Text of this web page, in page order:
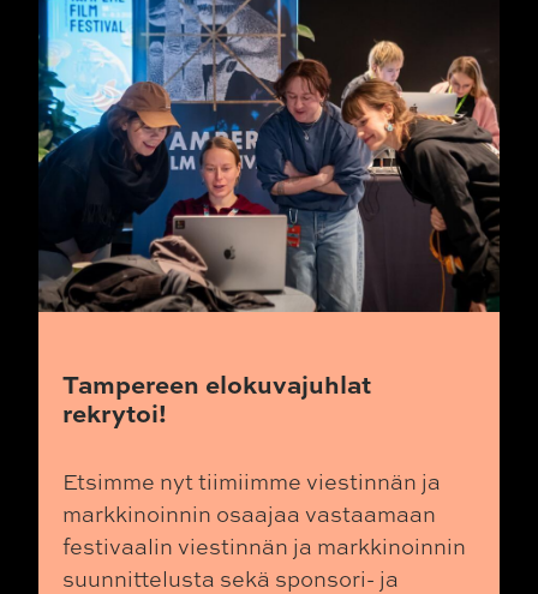
Tampereen elokuvajuhlat
rekrytoi!
Etsimme nyt tiimiimme viestinnän ja
markkinoinnin osaajaa vastaamaan
festivaalin viestinnän ja markkinoinnin
suunnittelusta sekä sponsori- ja